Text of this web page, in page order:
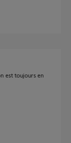
est toujours en